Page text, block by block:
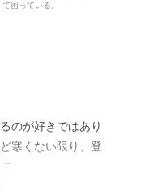
困っている。
のが好きではあり
寒くない限り、登
。